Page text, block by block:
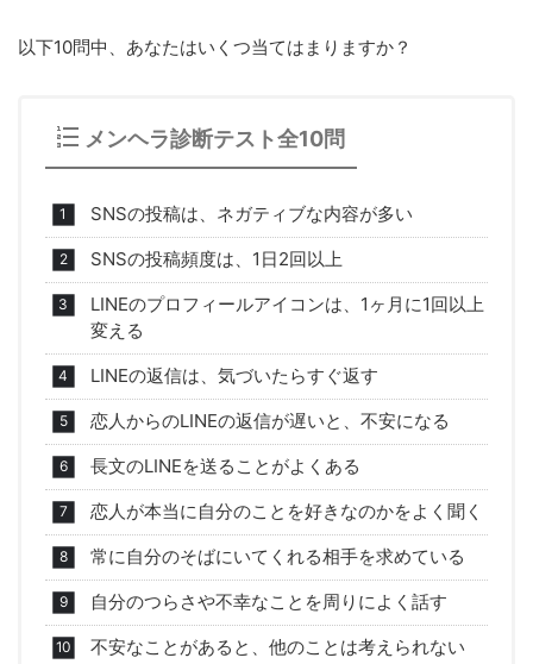
以下10問中、あなたはいくつ当てはまりますか？
メンヘラ診断テスト全10問
SNSの投稿は、ネガティブな内容が多い
SNSの投稿頻度は、1日2回以上
LINEのプロフィールアイコンは、1ヶ月に1回以上
変える
LINEの返信は、気づいたらすぐ返す
恋人からのLINEの返信が遅いと、不安になる
長文のLINEを送ることがよくある
恋人が本当に自分のことを好きなのかをよく聞く
常に自分のそばにいてくれる相手を求めている
自分のつらさや不幸なことを周りによく話す
不安なことがあると、他のことは考えられない